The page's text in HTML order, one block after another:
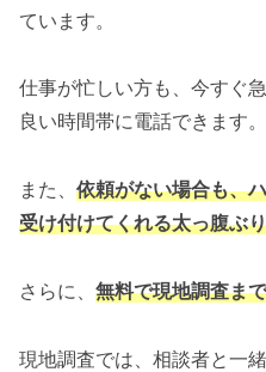
ています。
仕事が忙しい方も、今すぐ
良い時間帯に電話できます。
また、 依頼がない場合も、
受け付けてくれる太っ腹ぶ
さらに、 無料で現地調査ま
現地調査では、相談者と一